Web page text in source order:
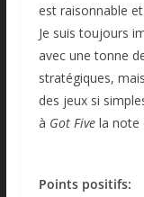
est raisonnable
Je suis toujours
avec une tonne
stratégiques,
des jeux si
à Got Fivela note
Points positifs: